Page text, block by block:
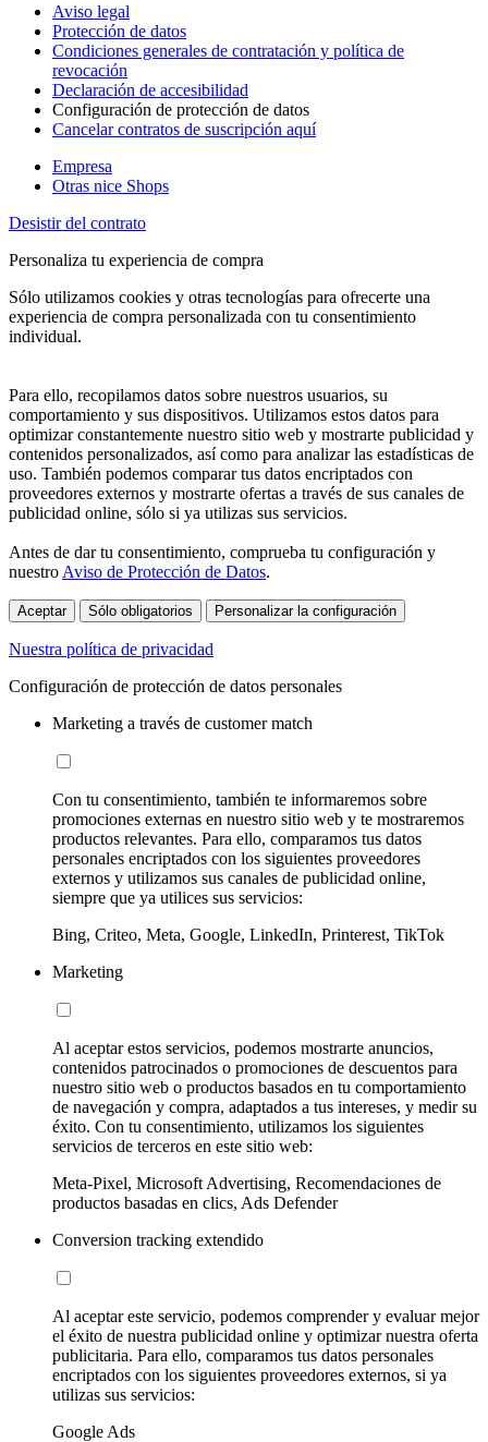
Aviso legal
Protección de datos
Condiciones generales de contratación y política de
revocación
Declaración de accesibilidad
Configuración de protección de datos
Cancelar contratos de suscripción aquí
Empresa
Otras nice Shops
Desistir del contrato
Personaliza tu experiencia de compra
Sólo utilizamos cookies y otras tecnologías para ofrecerte una
experiencia de compra personalizada con tu consentimiento
individual.
Para ello, recopilamos datos sobre nuestros usuarios, su
comportamiento y sus dispositivos. Utilizamos estos datos para
optimizar constantemente nuestro sitio web y mostrarte publicidad y
contenidos personalizados, así como para analizar las estadísticas de
uso. También podemos comparar tus datos encriptados con
proveedores externos y mostrarte ofertas a través de sus canales de
publicidad online, sólo si ya utilizas sus servicios.
Antes de dar tu consentimiento, comprueba tu configuración y
nuestro Aviso de Protección de Datos.
Aceptar Sólo obligatorios Personalizar la configuración
Nuestra política de privacidad
Configuración de protección de datos personales
Marketing a través de customer match
Con tu consentimiento, también te informaremos sobre
promociones externas en nuestro sitio web y te mostraremos
productos relevantes. Para ello, comparamos tus datos
personales encriptados con los siguientes proveedores
externos y utilizamos sus canales de publicidad online,
siempre que ya utilices sus servicios:
Bing, Criteo, Meta, Google, LinkedIn, Printerest, TikTok
Marketing
Al aceptar estos servicios, podemos mostrarte anuncios,
contenidos patrocinados o promociones de descuentos para
nuestro sitio web o productos basados en tu comportamiento
de navegación y compra, adaptados a tus intereses, y medir su
éxito. Con tu consentimiento, utilizamos los siguientes
servicios de terceros en este sitio web:
Meta-Pixel, Microsoft Advertising, Recomendaciones de
productos basadas en clics, Ads Defender
Conversion tracking extendido
Al aceptar este servicio, podemos comprender y evaluar mejor
el éxito de nuestra publicidad online y optimizar nuestra oferta
publicitaria. Para ello, comparamos tus datos personales
encriptados con los siguientes proveedores externos, si ya
utilizas sus servicios:
Google Ads